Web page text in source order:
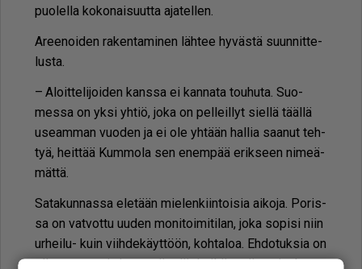
puo­lel­la ko­ko­nai­suut­ta aja­tel­len.
Aree­noi­den ra­ken­ta­mi­nen läh­tee hy­väs­tä suun­nit­te­
lus­ta.
– Aloit­te­li­joi­den kans­sa ei kan­na­ta tou­hu­ta. Suo­
mes­sa on yk­si yh­tiö, joka on pel­leil­lyt siel­lä tääl­lä
use­am­man vuo­den ja ei ole yh­tään hal­lia saa­nut teh­
tyä, heit­tää Kum­mo­la sen enem­pää erik­seen ni­me­ä­
mät­tä.
Sa­ta­kun­nas­sa ele­tään mie­len­kiin­toi­sia ai­ko­ja. Po­ris­
sa on vat­vot­tu uu­den mo­ni­toi­mi­ti­lan, joka so­pi­si niin
ur­hei­lu- kuin viih­de­käyt­töön, koh­ta­loa. Eh­do­tuk­sia on
ol­lut muu­ta­mia ja nyt näyt­täi­si sil­tä, et­tä uu­si ra­ken­